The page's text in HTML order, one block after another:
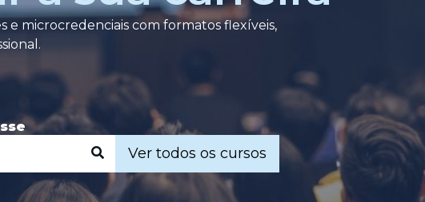
e microcredenciais com formatos flexíveis,
Ver todos os cursos